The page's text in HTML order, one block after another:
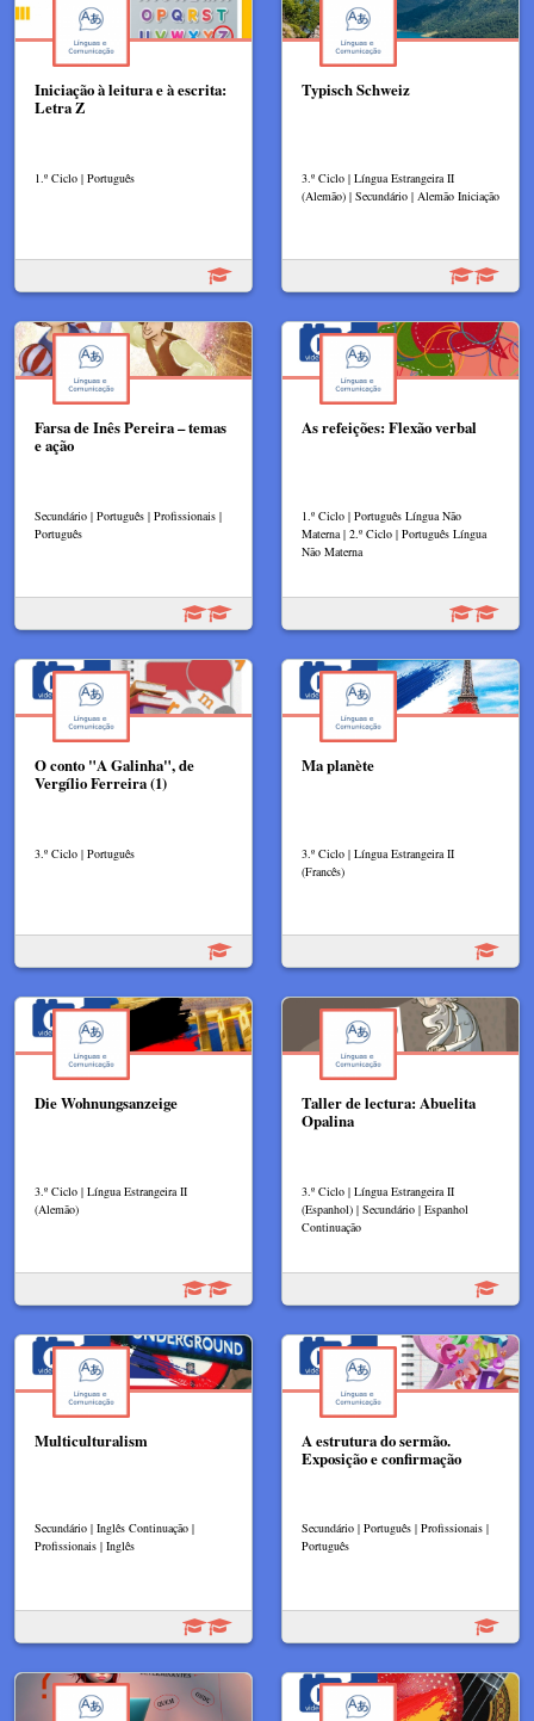
Iniciação à leitura e à escrita:
Letra Z
1.º Ciclo | Português
Typisch Schweiz
3.º Ciclo | Língua Estrangeira II
(Alemão) | Secundário | Alemão Iniciação
Farsa de Inês Pereira – temas
e ação
Secundário | Português | Profissionais |
Português
As refeições: Flexão verbal
1.º Ciclo | Português Língua Não
Materna | 2.º Ciclo | Português Língua
Não Materna
O conto "A Galinha", de
Vergílio Ferreira (1)
3.º Ciclo | Português
Ma planète
3.º Ciclo | Língua Estrangeira II
(Francês)
Die Wohnungsanzeige
3.º Ciclo | Língua Estrangeira II
(Alemão)
Taller de lectura: Abuelita
Opalina
3.º Ciclo | Língua Estrangeira II
(Espanhol) | Secundário | Espanhol
Continuação
Multiculturalism
Secundário | Inglês Continuação |
Profissionais | Inglês
A estrutura do sermão.
Exposição e confirmação
Secundário | Português | Profissionais |
Português